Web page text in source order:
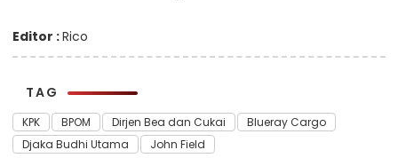
Editor :Rico
TAG
KPK BPOM Dirjen Bea dan Cukai
Blueray Cargo
Djaka Budhi Utama
John Field